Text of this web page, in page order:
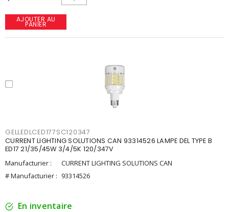
AJOUTER AU
PANIER
GELLEDLCED177SC120347
CURRENT LIGHTING SOLUTIONS CAN 93314526 LAMPE DEL TYPE B
ED17 21/35/45W 3/4/5K 120/347V
Manufacturier :
CURRENT LIGHTING SOLUTIONS CAN
# Manufacturier : 93314526
En inventaire